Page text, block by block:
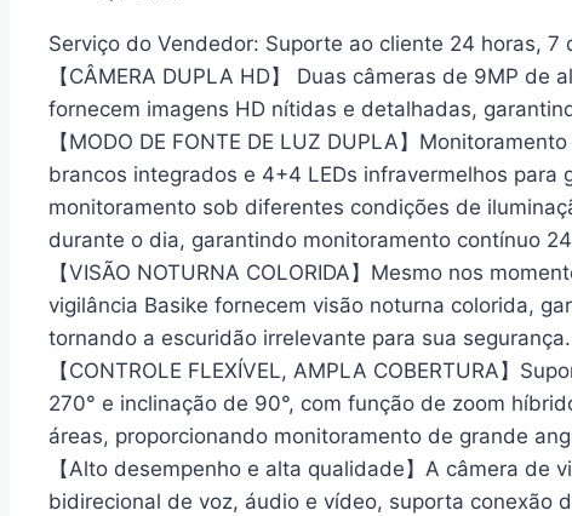
Serviço do Vendedor: Suporte ao cliente 24 horas, 7
【CÂMERA DUPLA HD】 Duas câmeras de 9MP
fornecem imagens HD nítidas e detalhadas,
【MODO DE FONTE DE LUZ DUPLA】
brancos integrados e 4+4 LEDs infravermelhos para
monitoramento sob diferentes condições de
durante o dia, garantindo monitoramento contínuo
【VISÃO NOTURNA COLORIDA】Mesmo nos
vigilância Basike fornecem visão noturna colorida,
tornando a escuridão irrelevante para sua segurança.
【CONTROLE FLEXÍVEL, AMPLA COBERTURA】
270° e inclinação de 90°, com função de zoom
áreas, proporcionando monitoramento de grande
【Alto desempenho e alta qualidade】A câmera de
bidirecional de voz, áudio e vídeo, suporta conexão